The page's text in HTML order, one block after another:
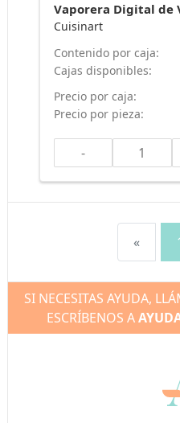
Cuisinart
Contenido por caja:
Cajas disponibles:
Precio por caja:
Precio por pieza:
-
«
SI NECESITAS AYUDA,
ESCRÍBENOS A